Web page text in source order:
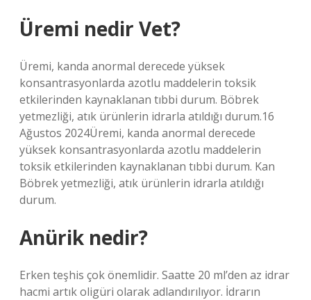
Üremi nedir Vet?
Üremi, kanda anormal derecede yüksek
konsantrasyonlarda azotlu maddelerin toksik
etkilerinden kaynaklanan tıbbi durum. Böbrek
yetmezliği, atık ürünlerin idrarla atıldığı durum.16
Ağustos 2024Üremi, kanda anormal derecede
yüksek konsantrasyonlarda azotlu maddelerin
toksik etkilerinden kaynaklanan tıbbi durum. Kan
Böbrek yetmezliği, atık ürünlerin idrarla atıldığı
durum.
Anürik nedir?
Erken teşhis çok önemlidir. Saatte 20 ml’den az idrar
hacmi artık oligüri olarak adlandırılıyor. İdrarın